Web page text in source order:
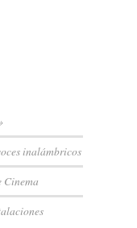
inalámbricos
Cinema